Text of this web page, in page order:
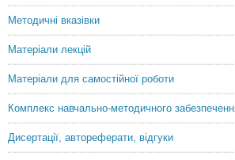
Методичні вказівки
Матеріали лекцій
Матеріали для самостійної роботи
Комплекс навчально-методичного
Дисертації, автореферати, відгуки